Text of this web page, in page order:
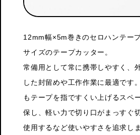
12mm幅×5m巻きのセロハンテー
サイズのテープカッター。
常備用として常に携帯しやすく、
した封留めや工作作業に最適です
もテープを指ですくい上げるスペ
保し、軽い力で切り口がまっすぐ
使用するなど使いやすさを追求し